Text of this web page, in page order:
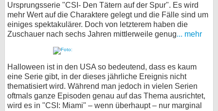
Ursprungsserie "CSI- Den Tätern auf der Spur". Es wird
mehr Wert auf die Charaktere gelegt und die Fälle sind um
einiges spektakulärer. Doch von letzterem haben die
Zuschauer nach sechs Jahren mittlerweile genug... mehr
Halloween ist in den USA so bedeutend, dass es kaum
eine Serie gibt, in der dieses jährliche Ereignis nicht
thematisiert wird. Während man jedoch in vielen Serien
oftmals ganze Episoden genau auf das Thema ausrichtet,
wird es in "CSI: Miami" – wenn überhaupt – nur marginal